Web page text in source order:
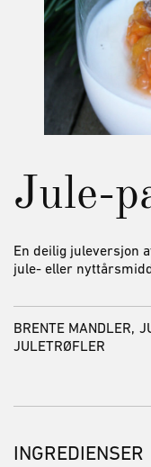
Jule-
En deilig juleversjon
jule- eller
BRENTE MANDLER,
JULETRØFLER
INGREDIENSER